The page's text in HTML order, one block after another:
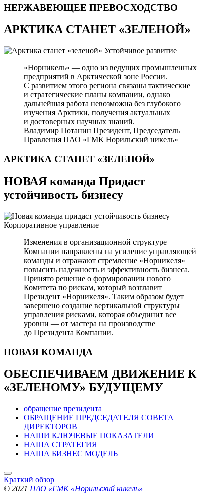
НЕРЖАВЕЮЩЕЕ ПРЕВОСХОДСТВО
АРКТИКА СТАНЕТ «ЗЕЛЕНОЙ»
Устойчивое развитие
«Норникель» — одно из ведущих промышленных
предприятий в Арктической зоне России.
С развитием этого региона связаны тактические
и стратегические планы компании, однако
дальнейшая работа невозможна без глубокого
изучения Арктики, получения актуальных
и достоверных научных знаний.
Владимир Потанин Президент, Председатель
Правления ПАО «ГМК Норильский никель»
АРКТИКА СТАНЕТ «ЗЕЛЕНОЙ»
НОВАЯ команда Придаст
устойчивость бизнесу
Корпоративное управление
Изменения в организационной структуре
Компании направлены на усиление управляющей
команды и отражают стремление «Норникеля»
повысить надежность и эффективность бизнеса.
Принято решение о формировании нового
Комитета по рискам, который возглавит
Президент «Норникеля». Таким образом будет
завершено создание вертикальной структуры
управления рисками, которая объединит все
уровни — от мастера на производстве
до Президента Компании.
НОВАЯ КОМАНДА
ОБЕСПЕЧИВАЕМ ДВИЖЕНИЕ К
«ЗЕЛЕНОМУ» БУДУЩЕМУ
обращение президента
ОБРАЩЕНИЕ ПРЕДСЕДАТЕЛЯ СОВЕТА
ДИРЕКТОРОВ
НАШИ КЛЮЧЕВЫЕ ПОКАЗАТЕЛИ
НАША СТРАТЕГИЯ
НАША БИЗНЕС МОДЕЛЬ
Краткий обзор
© 2021 ПАО «ГМК «Норильский никель»